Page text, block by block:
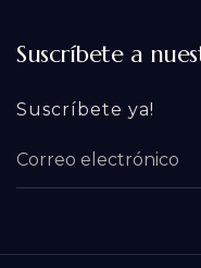
Suscríbete a
Suscríbete ya!